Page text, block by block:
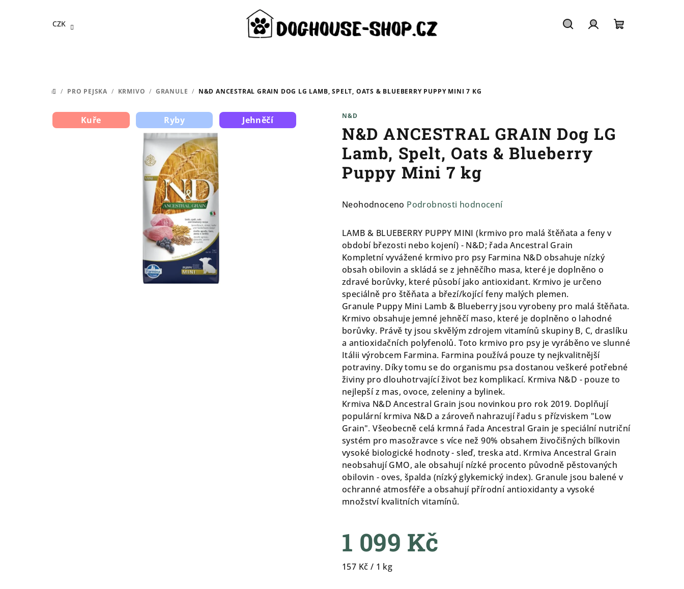
CZK
DOMŮ
/ PRO PEJSKA / KRMIVO / GRANULE / N&D ANCESTRAL GRAIN DOG LG LAMB, SPELT, OATS & BLUEBERRY PUPPY MINI 7 KG
N&D
N&D ANCESTRAL GRAIN Dog LG
Lamb, Spelt, Oats & Blueberry
Puppy Mini 7 kg
Průměrné
produktu
je
0,0
hvězdiček.
Neohodnoceno Podrobnosti hodnocení
LAMB & BLUEBERRY PUPPY MINI (krmivo pro malá štěňata a feny v
období březosti nebo kojení) - N&D; řada Ancestral Grain
Kompletní vyvážené krmivo pro psy Farmina N&D obsahuje nízký
obsah obilovin a skládá se z jehněčího masa, které je doplněno o
zdravé borůvky, které působí jako antioxidant. Krmivo je určeno
speciálně pro štěňata a březí/kojící feny malých plemen.
Granule Puppy Mini Lamb & Blueberry jsou vyrobeny pro malá štěňata.
Krmivo obsahuje jemné jehněčí maso, které je doplněno o lahodné
borůvky. Právě ty jsou skvělým zdrojem vitamínů skupiny B, C, draslíku
a antioxidačních polyfenolů. Toto krmivo pro psy je vyráběno ve slunné
Itálii výrobcem Farmina. Farmina používá pouze ty nejkvalitnější
potraviny. Díky tomu se do organismu psa dostanou veškeré potřebné
živiny pro dlouhotrvající život bez komplikací. Krmiva N&D - pouze to
nejlepší z mas, ovoce, zeleniny a bylinek.
Krmiva N&D Ancestral Grain jsou novinkou pro rok 2019. Doplňují
populární krmiva N&D a zároveň nahrazují řadu s přízviskem "Low
Grain". Všeobecně celá krmná řada Ancestral Grain je speciální nutriční
systém pro masožravce s více než 90% obsahem živočišných bílkovin
vysoké biologické hodnoty - sleď, treska atd. Krmiva Ancestral Grain
neobsahují GMO, ale obsahují nízké procento původně pěstovaných
obilovin - oves, špalda (nízký glykemický index). Granule jsou balené v
ochranné atmosféře a obsahují přírodní antioxidanty a vysoké
množství kvalitních vitamínů.
1 099 Kč
Měrná
157 Kč / 1 kg
Kuře Ryby Jehněčí